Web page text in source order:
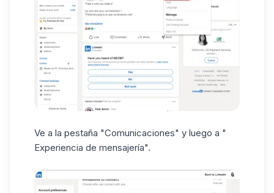
Ve a la pestaña "Comunicaciones" y luego a "
Experiencia de mensajería".